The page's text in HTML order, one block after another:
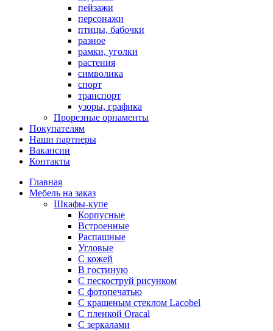
пейзажи
персонажи
птицы, бабочки
разное
рамки, уголки
растения
символика
спорт
транспорт
узоры, графика
Прорезные орнаменты
Покупателям
Наши партнеры
Вакансии
Контакты
Главная
Мебель на заказ
Шкафы-купе
Корпусные
Встроенные
Распашные
Угловые
С кожей
В гостиную
С пескоструй рисунком
С фотопечатью
С крашеным стеклом Lacobel
С пленкой Oracal
С зеркалами